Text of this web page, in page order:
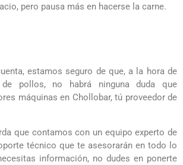
pero pausa más en hacerse la carne.
estamos seguro de que, a la hora de
pollos, no habrá ninguna duda que
máquinas en Chollobar, tú proveedor de
que contamos con un equipo experto de
técnico que te asesorarán en todo lo
información, no dudes en ponerte